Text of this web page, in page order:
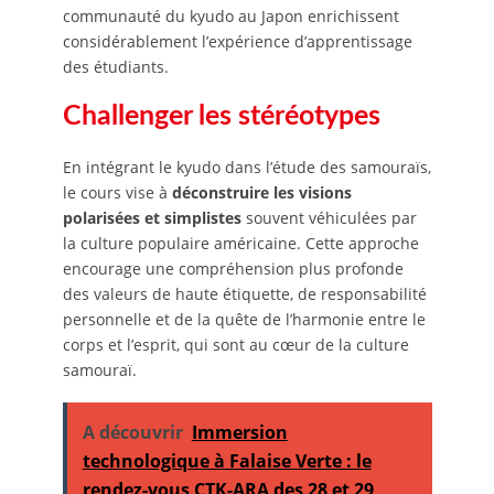
communauté du kyudo au Japon enrichissent
considérablement l’expérience d’apprentissage
des étudiants.
Challenger les stéréotypes
En intégrant le kyudo dans l’étude des samouraïs,
le cours vise à déconstruire les visions
polarisées et simplistessouvent véhiculées par
la culture populaire américaine. Cette approche
encourage une compréhension plus profonde
des valeurs de haute étiquette, de responsabilité
personnelle et de la quête de l’harmonie entre le
corps et l’esprit, qui sont au cœur de la culture
samouraï.
A découvrir Immersion
technologique à Falaise Verte : le